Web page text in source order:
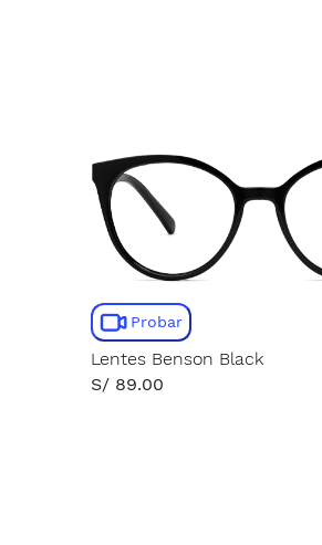
Probar
Lentes Benson Black
S/ 89.00